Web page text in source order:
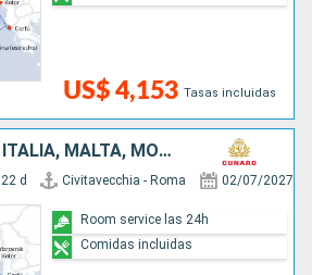
US$ 4,153 Tasas incluidas
ESPAÑA, FRANCIA, ITALIA, MALTA, MONTENEGRO, CROACIA, GRECIA
22 d Civitavecchia - Roma 02/07/2027
Room service las 24h
Comidas incluidas